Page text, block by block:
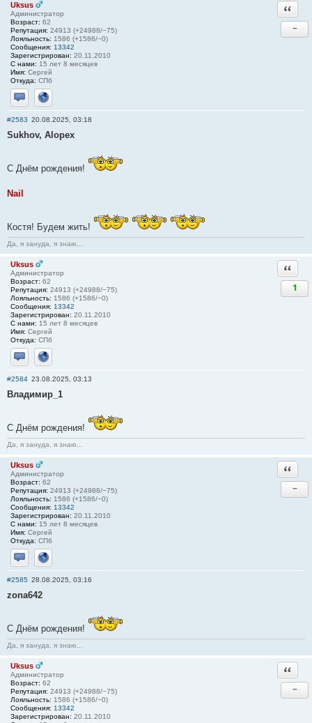
Uksus
Администратор
Возраст: 62
Репутация: 24913 (+24988/−75)
Лояльность: 1586 (+1586/−0)
Сообщения: 13342
Зарегистрирован: 20.11.2010
С нами: 15 лет 8 месяцев
Имя: Сергей
Откуда: СПб
Отправить личное сообщение
Сайт
−
#2583 20.08.2025, 03:18
Sukhov, Alopex
С Днём рождения!
Nail
Костя! Будем жить!
Да, я зануда, я знаю...
Uksus
Администратор
Возраст: 62
Репутация: 24913 (+24988/−75)
Лояльность: 1586 (+1586/−0)
Сообщения: 13342
Зарегистрирован: 20.11.2010
С нами: 15 лет 8 месяцев
Имя: Сергей
Откуда: СПб
Отправить личное сообщение
Сайт
1
#2584 23.08.2025, 03:13
Владимир_1
С Днём рождения!
Да, я зануда, я знаю...
Uksus
Администратор
Возраст: 62
Репутация: 24913 (+24988/−75)
Лояльность: 1586 (+1586/−0)
Сообщения: 13342
Зарегистрирован: 20.11.2010
С нами: 15 лет 8 месяцев
Имя: Сергей
Откуда: СПб
Отправить личное сообщение
Сайт
−
#2585 28.08.2025, 03:16
zona642
С Днём рождения!
Да, я зануда, я знаю...
Uksus
Администратор
Возраст: 62
Репутация: 24913 (+24988/−75)
Лояльность: 1586 (+1586/−0)
Сообщения: 13342
Зарегистрирован: 20.11.2010
−